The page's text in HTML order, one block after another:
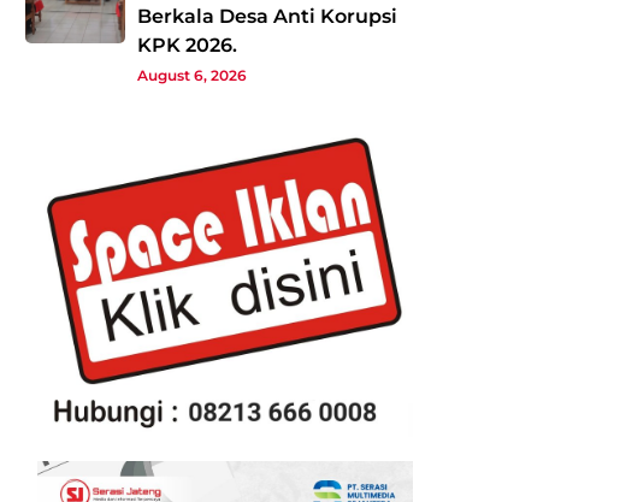
Berkala Desa Anti Korupsi
KPK 2026.
August 6, 2026